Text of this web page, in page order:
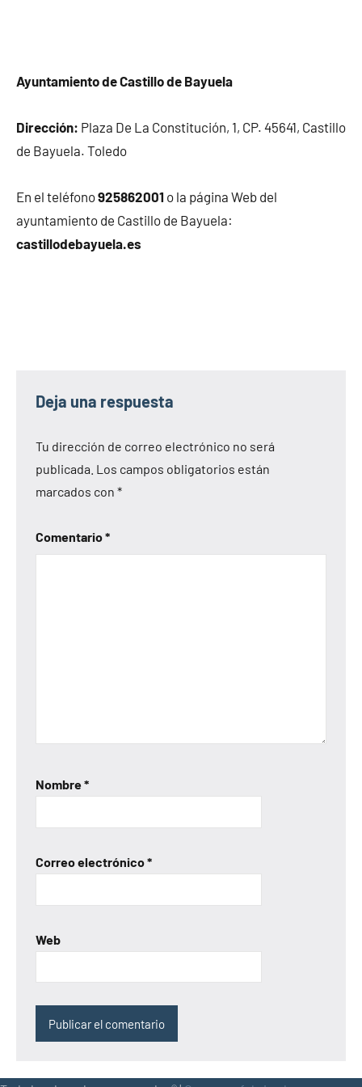
Ayuntamiento de Castillo de Bayuela
Dirección: Plaza De La Constitución, 1, CP. 45641, Castillo
de Bayuela. Toledo
En el teléfono925862001 o la página Web del
ayuntamiento de Castillo de Bayuela:
castillodebayuela.es
Deja una respuesta
Tu dirección de correo electrónico no será
publicada. Los campos obligatorios están
marcados con *
Comentario*
Nombre*
Correo electrónico*
Web